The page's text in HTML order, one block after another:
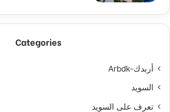
Categories
أربدك-Arbdk
السويد
تعرف على السويد